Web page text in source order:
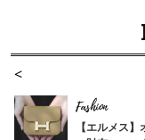
Fashion
【エルメス